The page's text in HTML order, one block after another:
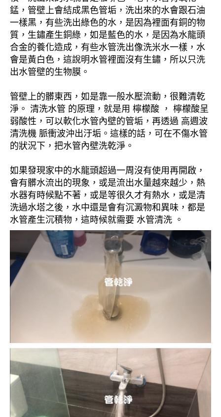
錳，管壁上會結成黑色管垢，洗出來的水會跟石油
一樣黑，有些洗出綠色的水，是因為裡面有銅的物
質，生鏽產生銅綠，如是藍色的水，是因為水龍頭
合金的養化造成，有些水管洗出像洗米水一樣，水
會是黃白色，這說明水管裡面沒有生鏽，所以只洗
出水管壁的生物膜。
管壁上的髒東西，如是靠一般水壓流動，很難清乾
淨。 清洗水管 的原理，就是用 檸檬酸 ， 檸檬酸呈
弱酸性，可以軟化水管內壁的管垢，再透過 高週波
清洗機 脈衝波沖出汙垢。這樣的話，可在不傷水管
的狀況下，把水管內壁洗乾淨。
如果發現家中的水龍頭超過一周沒有使用再開啟，
會有髒水流出的現象，或是流出水量越來越少，熱
水器有時候點不著，或是等很久才有熱水，或是清
洗過水塔之後，水中還是會有沉澱物和異味，都是
水管產生沉積物，這時候就需要 水管清洗 。